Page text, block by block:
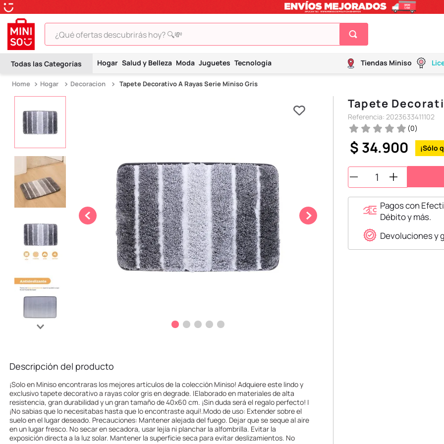
¿Qué ofertas descubrirás hoy? 🔍💸
Hogar Salud y Belleza Moda Juguetes Tecnología Tiendas Miniso
Hogar Decoracion Tapete Decorativo A Rayas Serie Miniso Gris
Descripción del producto
¡Solo en Miniso encontraras los mejores artículos de la colección Miniso! Adquiere este lindo y
exclusivo tapete decorativo a rayas color gris en degrade. |Elaborado en materiales de alta
resistencia, gran durabilidad y un gran tamaño de 40x60 cm. ¡Sin duda será el regalo perfecto! |
¡No sabias que lo necesitabas hasta que lo encontraste aquí!.Modo de uso: Extender sobre el
suelo en el lugar deseado. Precauciones: Mantener alejada del fuego. Dejar que se seque al aire
en un lugar fresco. No secar en secadora, usar lejía ni planchar la alfombrilla. Evitar la
exposición directa a la luz solar. Mantener la superficie seca para evitar deslizamientos. No
Tapete
Referencia: 2023633411102
(0)
$ 34.900
Pagos con
Débito y más.
Devoluciones y
TÉRMINOS MÁS BUSCADOS
2.
hello kitty
9.
one piece
.